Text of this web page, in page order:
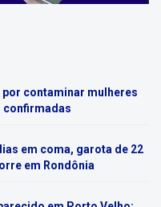
contaminar mulheres
confirmadas
em coma, garota de 22
em Rondônia